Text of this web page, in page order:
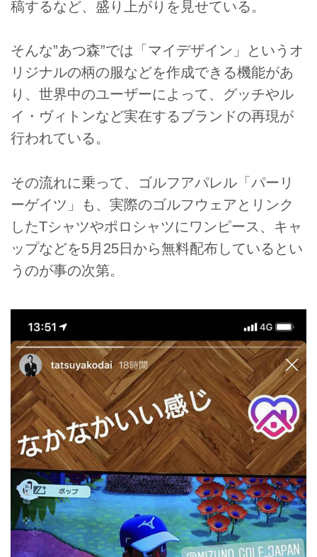
稿するなど、盛り上がりを見せている。
そんな”あつ森”では「マイデザイン」というオ
リジナルの柄の服などを作成できる機能があ
り、世界中のユーザーによって、グッチやル
イ・ヴィトンなど実在するブランドの再現が
行われている。
その流れに乗って、ゴルフアパレル「パーリ
ーゲイツ」も、実際のゴルフウェアとリンク
したTシャツやポロシャツにワンピース、キャ
ップなどを5月25日から無料配布しているとい
うのが事の次第。